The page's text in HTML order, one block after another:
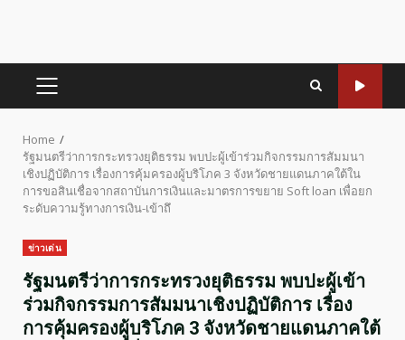
PRIMARY
Home
รัฐมนตรีว่าการกระทรวงยุติธรรม พบปะผู้เข้าร่วมกิจกรรมการสัมมนา
เชิงปฏิบัติการ เรื่องการคุ้มครองผู้บริโภค 3 จังหวัดชายแดนภาคใต้ใน
การขอสินเชื่อจากสถาบันการเงินและมาตรการขยาย Soft loan เพื่อยก
ระดับความรู้ทางการเงิน-เข้าถึ
ข่าวเด่น
รัฐมนตรีว่าการกระทรวงยุติธรรม พบปะผู้เข้า
ร่วมกิจกรรมการสัมมนาเชิงปฏิบัติการ เรื่อง
การคุ้มครองผู้บริโภค 3 จังหวัดชายแดนภาคใต้